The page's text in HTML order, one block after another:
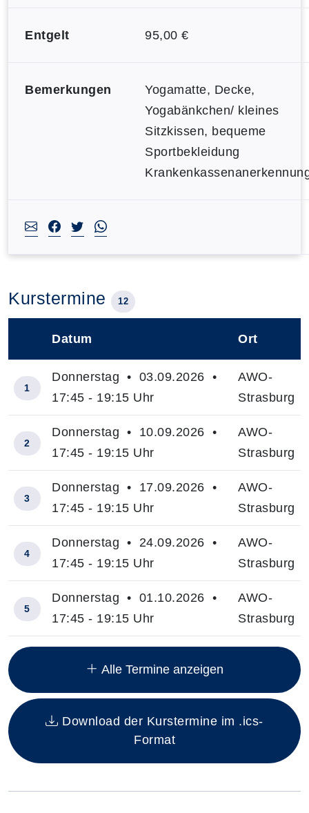
Entgelt 95,00 €
Bemerkungen
Yogamatte, Decke,
Yogabänkchen/ kleines
Sitzkissen, bequeme
Sportbekleidung
Kurstermine 12
Insgesamt gibt es 12 Termine zum diesen Kurs
Datum Ort
1
Donnerstag • 03.09.2026 •
17:45 - 19:15 Uhr
AWO-
Strasburg
2
Donnerstag • 10.09.2026 •
17:45 - 19:15 Uhr
AWO-
Strasburg
3
Donnerstag • 17.09.2026 •
17:45 - 19:15 Uhr
AWO-
Strasburg
4
Donnerstag • 24.09.2026 •
17:45 - 19:15 Uhr
AWO-
Strasburg
5
Donnerstag • 01.10.2026 •
17:45 - 19:15 Uhr
AWO-
Strasburg
Alle Termine anzeigen
Download der Kurstermine im .ics-
Format